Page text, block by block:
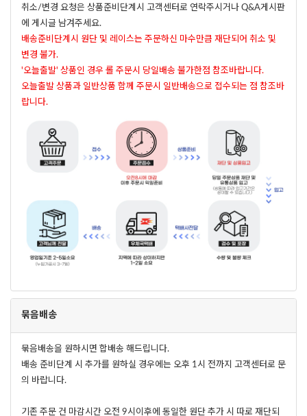
취소/변경 요청은 상품준비단계시 고객센터로 연락주시거나 Q&A게시판
에 게시글 남겨주세요.
배송준비단계시 원단 및 레이스는 주문하신 마수만큼 재단되어 취소 및
변경 불가.
'오늘출발' 상품인 경우 롤 주문시 당일배송 불가한점 참조바랍니다.
오늘출발 상품과 일반상품 함께 주문시 일반배송으로 접수되는 점 참조바
랍니다.
묶음배송
묶음배송을 원하시면 합배송 해드립니다.
배송 준비단계 시 추가를 원하실 경우에는 오후 1시 전까지 고객센터로 문
의 바랍니다.
기존 주문 건 마감시간 오전 9시이후에 동일한 원단 추가 시 따로 재단되